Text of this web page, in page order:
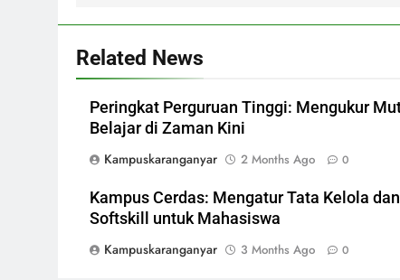
Related News
Peringkat Perguruan Tinggi: Mengukur
Belajar di Zaman Kini
Kampuskaranganyar
2 Months Ago 0
Kampus Cerdas: Mengatur Tata Kelola dan
Softskill untuk Mahasiswa
Kampuskaranganyar
3 Months Ago 0